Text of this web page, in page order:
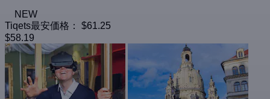
NEW
Tiqets最安価格：
$61.25
$58.19